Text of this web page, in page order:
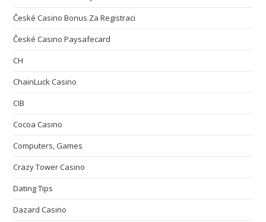
České Casino Bonus Za Registraci
České Casino Paysafecard
CH
ChainLuck Casino
CIB
Cocoa Casino
Computers, Games
Crazy Tower Сasino
Dating Tips
Dazard Casino